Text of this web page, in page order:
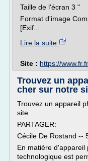
Taille de l'écran 3 "
Format d'image
[Exif...
Lire la suite
Site : https://
Trouvez un
cher sur notre
Trouvez un appareil
site
PARTAGER:
Cécile De Rostand --
En matière d'appareil
technologique est